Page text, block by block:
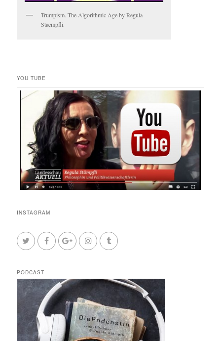
Trumpism. The Algorithmic Age by Regula
Staempfli.
YOU TUBE
INSTAGRAM
PODCAST